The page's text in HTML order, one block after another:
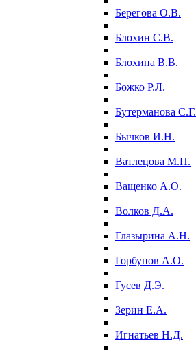
Берегова О.В.
Блохин С.В.
Блохина В.В.
Божко Р.Л.
Бутерманова С.Г.
Бычков И.Н.
Ватлецова М.П.
Ващенко А.О.
Волков Д.А.
Глазырина А.Н.
Горбунов А.О.
Гусев Д.Э.
Зерин Е.А.
Игнатьев Н.Д.